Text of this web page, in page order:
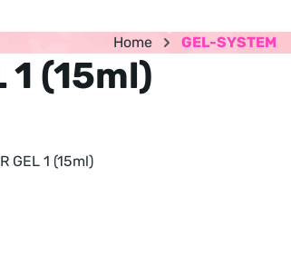
Home GEL-SYSTEM
1 (15ml)